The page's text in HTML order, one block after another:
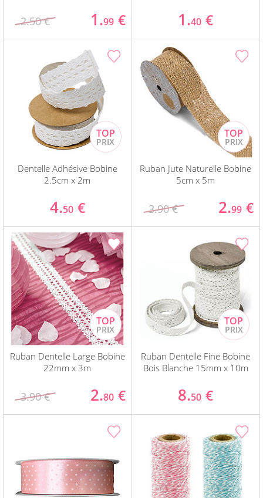
2.50 € 1.99 € 1.40 €
Dentelle Adhésive Bobine
2.5cm x 2m
4.50 €
Ruban Jute Naturelle Bobine
5cm x 5m
3.90 € 2.99 €
Ruban Dentelle Large Bobine
22mm x 3m
3.90 € 2.80 €
Ruban Dentelle Fine Bobine
Bois Blanche 15mm x 10m
8.50 €